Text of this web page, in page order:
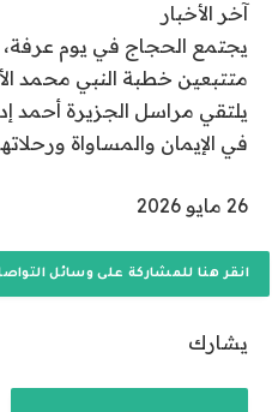
آخر الأخبار
يجتمع الحجاج في يوم عرفة،
متتبعين خطبة النبي محمد
يلتقي مراسل الجزيرة أحمد
في الإيمان والمساواة
نُ
ر
ت
2
26 مايو 2026
انقر هنا للمشاركة على وسائل
يشارك